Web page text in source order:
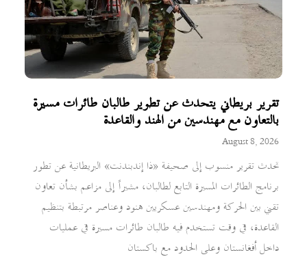
تقرير بريطاني يتحدث عن تطوير طالبان طائرات مسيرة
بالتعاون مع مهندسين من الهند والقاعدة
August 8, 2026
تحدث تقرير منسوب إلى صحيفة «ذا إندبندنت» البريطانية عن تطور
برنامج الطائرات المسيرة التابع لطالبان، مشيراً إلى مزاعم بشأن تعاون
تقني بين الحركة ومهندسين عسكريين هنود وعناصر مرتبطة بتنظيم
القاعدة، في وقت تستخدم فيه طالبان طائرات مسيرة في عمليات
داخل أفغانستان وعلى الحدود مع باكستان